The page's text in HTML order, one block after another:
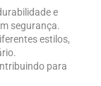
e
segurança.
estilos,
para